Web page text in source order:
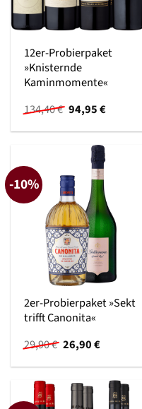
12er-Probierpaket
»Knisternde
Kaminmomente«
134,40€ Ursprünglicher
Preis
war:
134,40 €
94,95€Aktueller
ist:
-10%
2er-Probierpaket »Sekt
trifft Canonita«
29,90€ Ursprünglicher
Preis
war:
26,90€Aktueller
ist:
26,90 €.